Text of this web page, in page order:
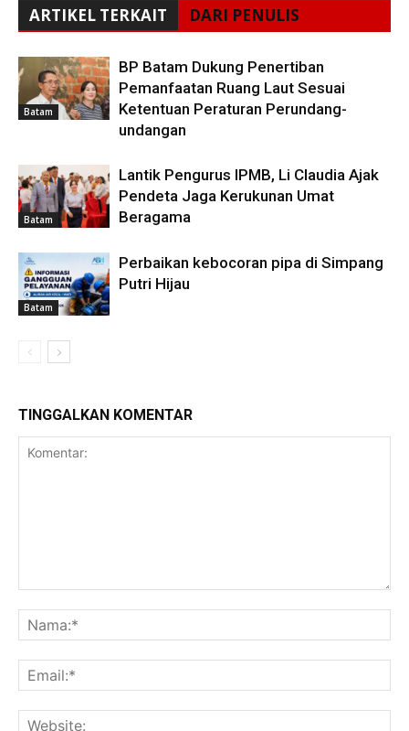
ARTIKEL TERKAIT DARI PENULIS
Batam
BP Batam Dukung Penertiban
Pemanfaatan Ruang Laut Sesuai
Ketentuan Peraturan Perundang-
undangan
Batam
Lantik Pengurus IPMB, Li Claudia Ajak
Pendeta Jaga Kerukunan Umat
Beragama
Batam
Perbaikan kebocoran pipa di Simpang
Putri Hijau
TINGGALKAN KOMENTAR